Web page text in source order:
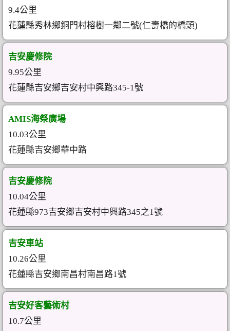
9.4公里
花蓮縣秀林鄉銅門村榕樹一鄰二號(仁壽橋的橋頭)
吉安慶修院
9.95公里
花蓮縣吉安鄉吉安村中興路345-1號
AMIS海祭廣場
10.03公里
花蓮縣吉安鄉華中路
吉安慶修院
10.04公里
花蓮縣973吉安鄉吉安村中興路345之1號
吉安車站
10.26公里
花蓮縣吉安鄉南昌村南昌路1號
吉安好客藝術村
10.7公里